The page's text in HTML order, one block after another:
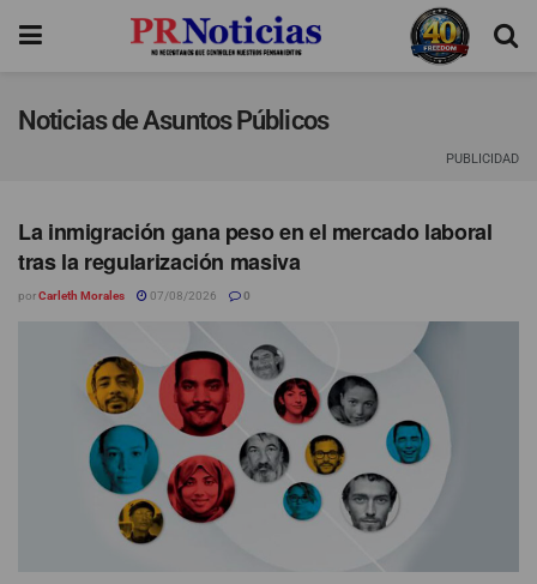
Noticias de Asuntos Públicos
PUBLICIDAD
La inmigración gana peso en el mercado laboral
tras la regularización masiva
porCarleth Morales 07/08/2026 0